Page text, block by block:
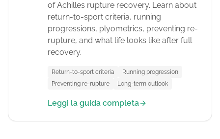
of Achilles rupture recovery. Learn about
return-to-sport criteria, running
progressions, plyometrics, preventing re-
rupture, and what life looks like after full
recovery.
Return-to-sport criteria
Running progression
Preventing re-rupture
Long-term outlook
Leggi la guida completa